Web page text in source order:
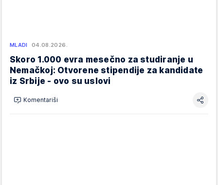
MLADI 04.08.2026.
Skoro 1.000 evra mesečno za studiranje u
Nemačkoj: Otvorene stipendije za kandidate
iz Srbije - ovo su uslovi
Komentariši